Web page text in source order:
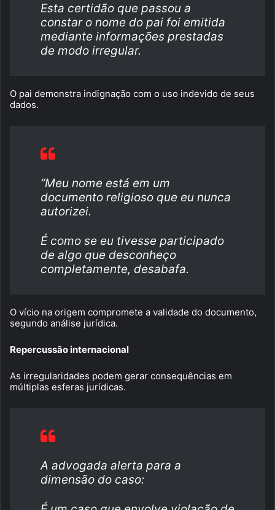
Esta certidão que passou a
constar o nome do pai foi emitida
mediante informações prestadas
de modo irregular.
O pai demonstra indignação com o uso indevido de seus
dados.
“Meu nome está em um
documento religioso que eu nunca
autorizei.
É como se eu tivesse participado
de algo que desconheço
completamente, desabafa.
O vício na origem compromete a validade do documento,
segundo análise jurídica.
Repercussão internacional
As irregularidades podem gerar consequências em
múltiplas esferas jurídicas.
A advogada alerta para a
dimensão do caso: